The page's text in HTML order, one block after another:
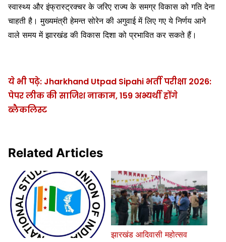
स्वास्थ्य और इंफ्रास्ट्रक्चर के जरिए राज्य के समग्र विकास को गति देना
चाहती है। मुख्यमंत्री हेमन्त सोरेन की अगुवाई में लिए गए ये निर्णय आने
वाले समय में झारखंड की विकास दिशा को प्रभावित कर सकते हैं।
ये भी पढ़े: Jharkhand Utpad Sipahi भर्ती परीक्षा 2026:
पेपर लीक की साजिश नाकाम, 159 अभ्यर्थी होंगे
ब्लैकलिस्ट
Related Articles
झारखंड आदिवासी महोत्सव